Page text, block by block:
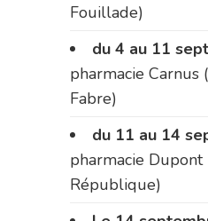
Fouillade)
du 4 au 11
pharmacie
Fabre)
du 11 au 14
pharmacie
République)